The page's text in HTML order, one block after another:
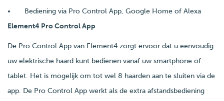
Bediening via Pro Control App, Google Home of Alexa
Element4 Pro Control App
De Pro Control App van Element4 zorgt ervoor dat u eenvoudig
uw elektrische haard kunt bedienen vanaf uw smartphone of
tablet. Het is mogelijk om tot wel 8 haarden aan te sluiten via de
app. De Pro Control App werkt als de extra afstandsbediening